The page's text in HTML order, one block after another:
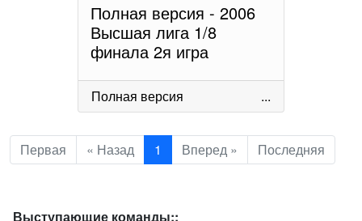
Полная версия - 2006
Высшая лига 1/8
финала 2я игра
Полная версия ...
Первая « Назад 1 Вперед » Последняя
Выступающие команды::